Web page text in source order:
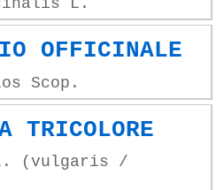
L.
OFFICINALE
Scop.
TRICOLORE
(vulgaris /